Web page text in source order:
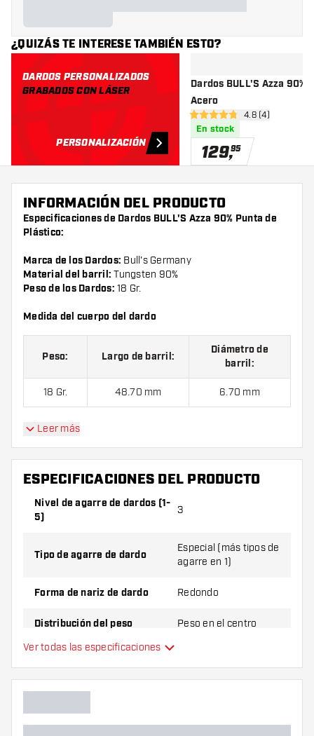
¿QUIZÁS TE INTERESE TAMBIÉN ESTO?
DARDOS PERSONALIZADOS
GRABADOS CON LÁSER
PERSONALIZACIÓN
Dardos BULL'S Azza 90%
Acero
abrir panel de
4.8 estrellas de puntuación
4.8 (4)
En stock
129,95
INFORMACIÓN DEL PRODUCTO
Especificaciones de Dardos BULL'S Azza 90% Punta de
Plástico:
Marca de los Dardos: Bull's Germany
Material del barril: Tungsten 90%
Peso de los Dardos: 18 Gr.
Medida del cuerpo del dardo
Peso: Largo de barril:
Diámetro de
barril:
18 Gr. 48.70 mm 6.70 mm
Leer más
ESPECIFICACIONES DEL PRODUCTO
Nivel de agarre de dardos (1-
5)
3
Tipo de agarre de dardo
Especial (más tipos de
agarre en 1)
Forma de nariz de dardo Redondo
Distribución del peso Peso en el centro
Material de dardo
Jugador de dardos
Ver todas las especificaciones